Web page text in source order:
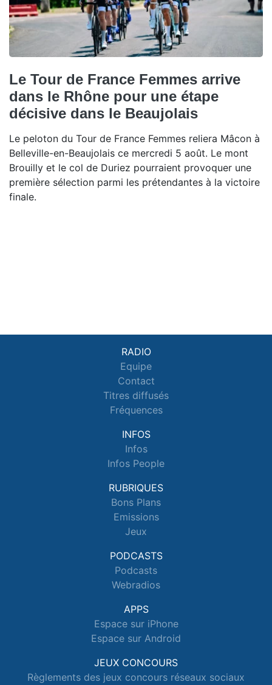
Le Tour de France Femmes arrive
dans le Rhône pour une étape
décisive dans le Beaujolais
Le peloton du Tour de France Femmes reliera Mâcon à
Belleville-en-Beaujolais ce mercredi 5 août. Le mont
Brouilly et le col de Duriez pourraient provoquer une
première sélection parmi les prétendantes à la victoire
finale.
RADIO
Equipe
Contact
Titres diffusés
Fréquences
INFOS
Infos
Infos People
RUBRIQUES
Bons Plans
Emissions
Jeux
PODCASTS
Podcasts
Webradios
APPS
Espace sur iPhone
Espace sur Android
JEUX CONCOURS
Règlements des jeux concours réseaux sociaux